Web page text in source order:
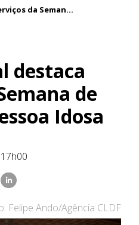
Giro Distrital destaca serviços da Semana de Defesa da Pessoa Idosa
destaca
de
Idosa
Felipe Ando/Agência CLDF